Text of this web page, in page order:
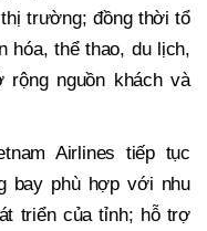
trường; đồng thời tổ
hóa, thể thao, du lịch,
nguồn khách và
Airlines tiếp tục
bay phù hợp với nhu
triển của tỉnh; hỗ trợ